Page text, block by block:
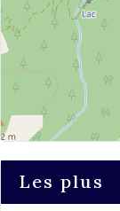
Les plus